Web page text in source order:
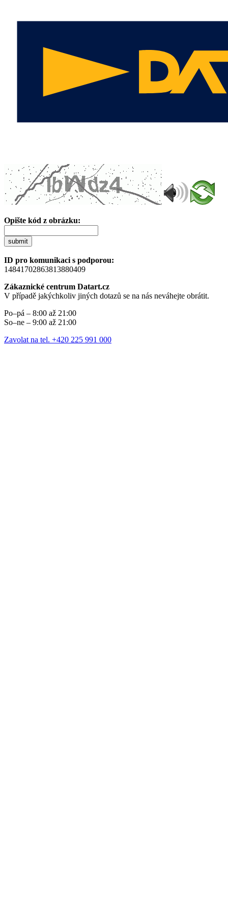
Opište kód z obrázku:
submit
ID pro komunikaci s podporou:
14841702863813880409
Zákaznické centrum Datart.cz
V případě jakýchkoliv jiných dotazů se na nás neváhejte obrátit.
Po–pá – 8:00 až 21:00
So–ne – 9:00 až 21:00
Zavolat na tel. +420 225 991 000